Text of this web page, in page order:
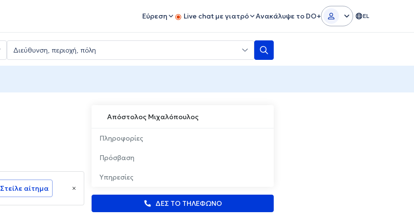
Εύρεση Live chat με γιατρό Ανακάλυψε το DO+ EL
Απόστολος Μιχαλόπουλος
Πληροφορίες
Πρόσβαση
Υπηρεσίες
ΔΕΣ ΤΟ ΤΗΛΕΦΩΝΟ
Στείλε αίτημα